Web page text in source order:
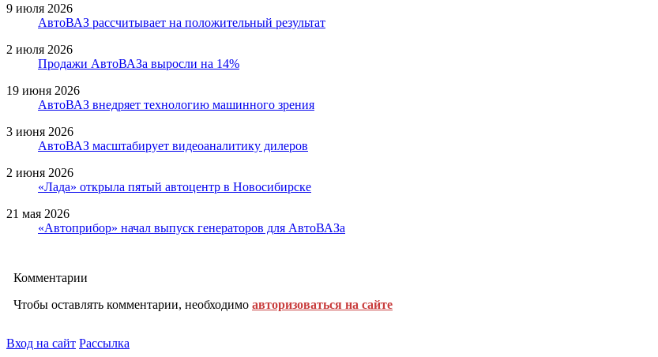
9 июля 2026
АвтоВАЗ рассчитывает на положительный результат
2 июля 2026
Продажи АвтоВАЗа выросли на 14%
19 июня 2026
АвтоВАЗ внедряет технологию машинного зрения
3 июня 2026
АвтоВАЗ масштабирует видеоаналитику дилеров
2 июня 2026
«Лада» открыла пятый автоцентр в Новосибирске
21 мая 2026
«Автоприбор» начал выпуск генераторов для АвтоВАЗа
Комментарии
Чтобы оставлять комментарии, необходимо авторизоваться на сайте
Вход на сайт Рассылка